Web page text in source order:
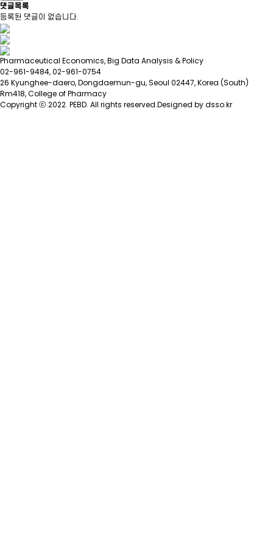
댓글목록
등록된 댓글이 없습니다.
Pharmaceutical Economics, Big Data Analysis & Policy
02-961-9484, 02-961-0754
26 Kyunghee-daero, Dongdaemun-gu, Seoul 02447, Korea (South)
Rm418, College of Pharmacy
Copyright ⓒ 2022. PEBD. All rights reserved.Designed by dsso.kr